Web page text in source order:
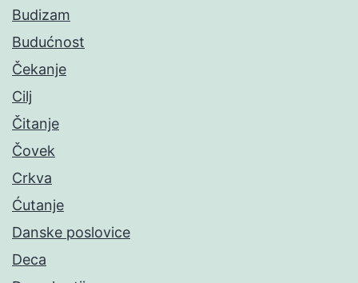
Budizam
Budućnost
Čekanje
Cilj
Čitanje
Čovek
Crkva
Ćutanje
Danske poslovice
Deca